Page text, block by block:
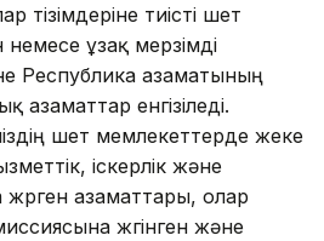
тиісті шет
ұзақ мерзімді
Республика азаматының
азаматтар енгізіледі.
шет мемлекеттерде жеке
іскерлік және
жүрген азаматтары, олар
жүгінген және